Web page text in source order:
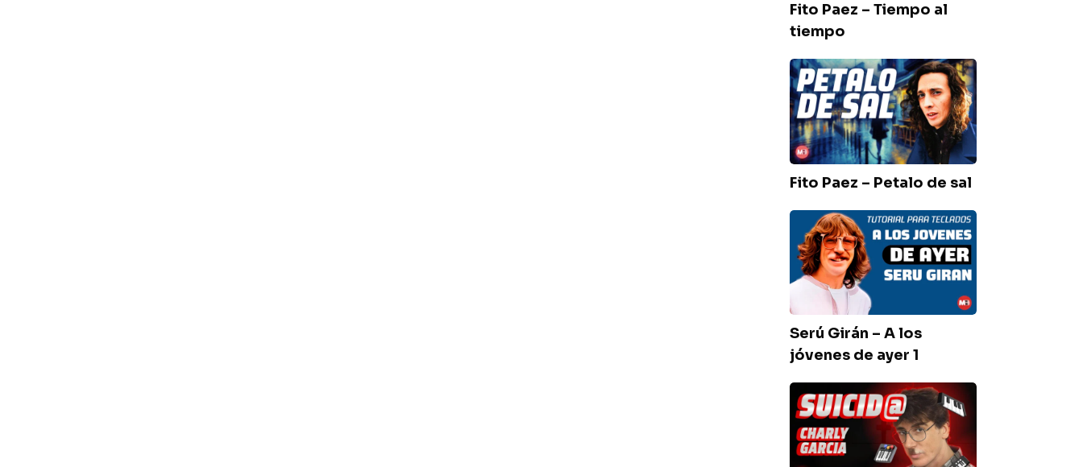
Fito Paez – Tiempo al
tiempo
Fito
Paez
–
Petalo
de
sal
Fito Paez – Petalo de sal
Serú
Girán
A
jóvenes
de
ayer
Serú Girán – A los
jóvenes de ayer 1
Charly
Garcia
Suicida